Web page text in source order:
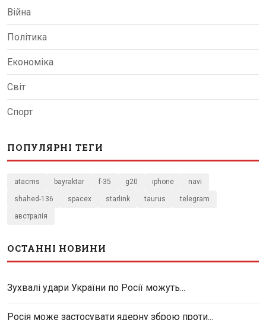
Війна
Політика
Економіка
Світ
Спорт
ПОПУЛЯРНІ ТЕГИ
atacms bayraktar f-35 g20 iphone navi
shahed-136 spacex starlink taurus telegram
австралія
ОСТАННІ НОВИНИ
Зухвалі удари України по Росії можуть...
Росія може застосувати ядерну зброю проти...